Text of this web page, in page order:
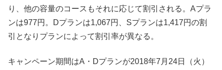
り、他の容量のコースもそれに応じて割引される。Aプラ
ンは977円。Dプランは1,067円、Sプランは1,417円の割
引となりプランによって割引率が異なる。
キャンペーン期間はA・Dプランが2018年7月24日（火）